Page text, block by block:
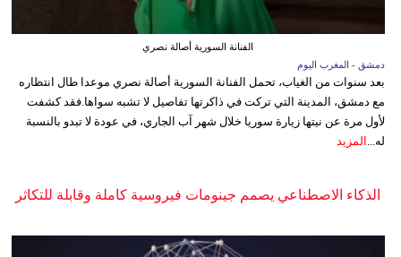
الفنانة السورية أصالة نصري
دمشق - المغرب اليوم
بعد سنوات من الغياب، تحمل الفنانة السورية أصالة نصري موعدا طال انتظاره
مع دمشق، المدينة التي تركت في ذاكرتها تفاصيل لا تشبه سواها.فقد كشفت
لأول مرة عن نيتها زيارة سوريا خلال شهر آب الجاري، في عودة لا تبدو بالنسبة
له... المزيد
الذكاء الاصطناعي يصمم جينومات فيروسية كاملة وقابلة للتكاثر